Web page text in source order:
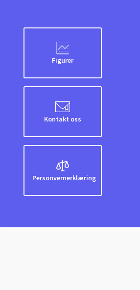
Figurer
Kontakt oss
Personvernerklæring